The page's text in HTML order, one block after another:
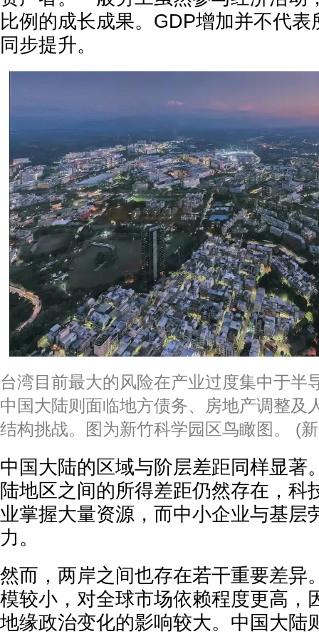
比例的成长成果。GDP增加并不代
同步提升。
台湾目前最大的风险在产业过度集中于半
中国大陆则面临地方债务、房地产调整及
结构挑战。图为新竹科学园区鸟瞰图。 (
中国大陆的区域与阶层差距同样显著
陆地区之间的所得差距仍然存在，科
业掌握大量资源，而中小企业与基层
力。
然而，两岸之间也存在若干重要差异
模较小，对全球市场依赖程度更高，
地缘政治变化的影响较大。中国大陆